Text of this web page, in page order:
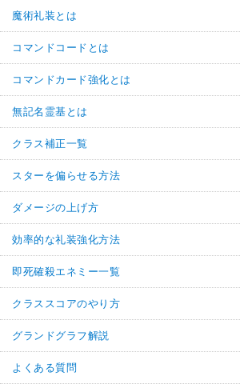
魔術礼装とは
コマンドコードとは
コマンドカード強化とは
無記名霊基とは
クラス補正一覧
スターを偏らせる方法
ダメージの上げ方
効率的な礼装強化方法
即死確殺エネミー一覧
クラススコアのやり方
グランドグラフ解説
よくある質問